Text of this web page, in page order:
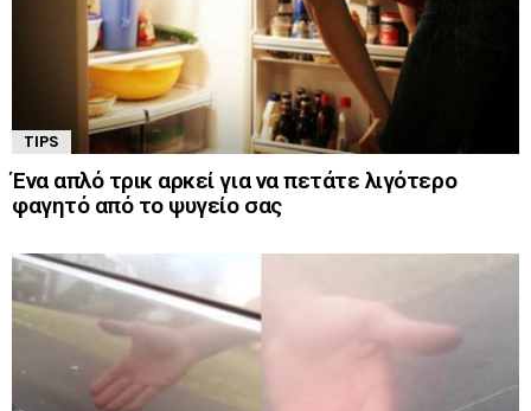
TIPS
Ένα απλό τρικ αρκεί για να πετάτε λιγότερο
φαγητό από το ψυγείο σας